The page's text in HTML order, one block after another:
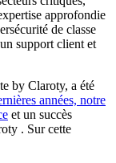
approfondie
de classe
support client et
by Claroty, a été
années, notre
et un succès
. Sur cette